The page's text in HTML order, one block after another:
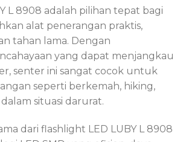
L 8908 adalah pilihan tepat bagi
alat penerangan praktis,
tahan lama. Dengan
yang dapat menjangkau
senter ini sangat cocok untuk
seperti berkemah, hiking,
situasi darurat.
dari flashlight LED LUBY L 8908